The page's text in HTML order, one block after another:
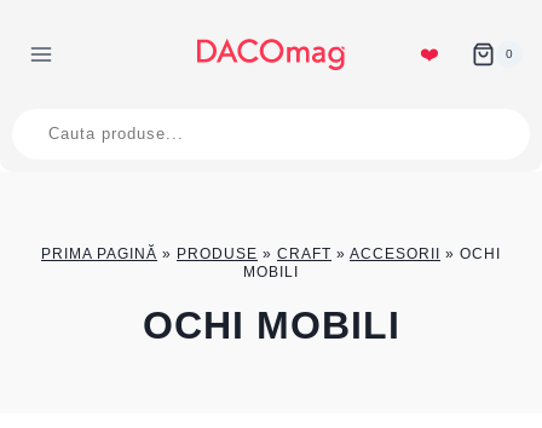
content
❤️ 0
search
PRIMA PAGINĂ » PRODUSE » CRAFT » ACCESORII » OCHI
MOBILI
OCHI MOBILI